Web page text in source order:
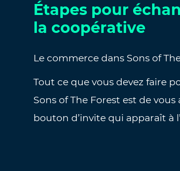
Étapes pour
la coopérative
Le commerce dans Sons of
Tout ce que vous devez faire
Sons of The Forest est de
bouton d’invite qui apparaît à